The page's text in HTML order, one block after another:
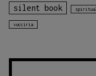
silent book
vucciria